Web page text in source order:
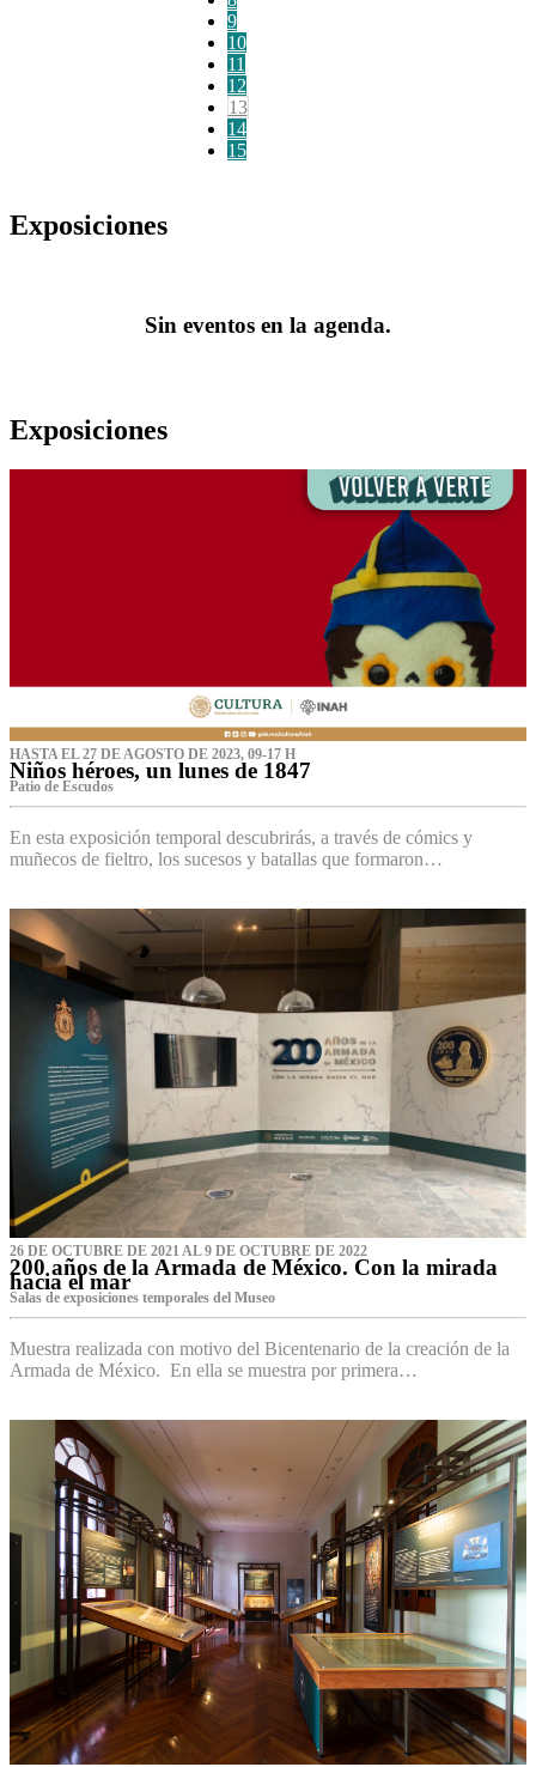
9
10
11
12
13
14
15
Exposiciones
Sin eventos en la agenda.
Exposiciones
HASTA EL 27 DE AGOSTO DE 2023, 09-17 H
Niños héroes, un lunes de 1847
Patio de Escudos
En esta exposición temporal descubrirás, a través de cómics y
muñecos de fieltro, los sucesos y batallas que formaron…
26 DE OCTUBRE DE 2021 AL 9 DE OCTUBRE DE 2022
200 años de la Armada de México. Con la mirada
hacia el mar
Salas de exposiciones temporales del Museo‌
Muestra realizada con motivo del Bicentenario de la creación de la
Armada de México. En ella se muestra por primera…